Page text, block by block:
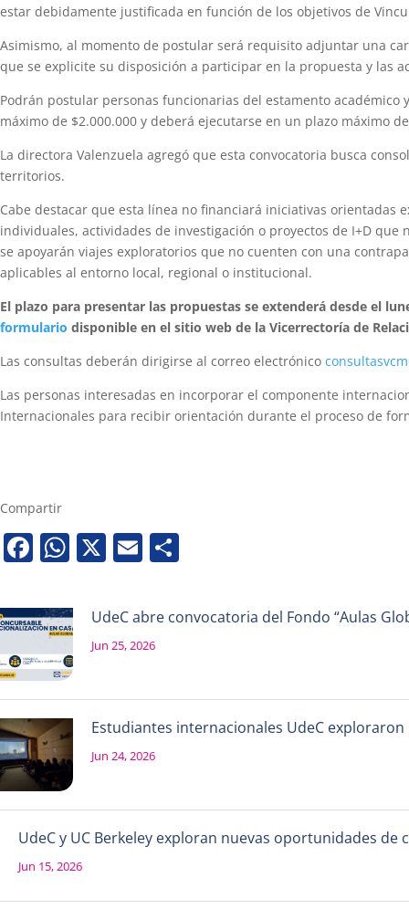
estar debidamente justificada en función de los objetivos de
Asimismo, al momento de postular será requisito adjuntar una
que se explicite su disposición a participar en la propuesta y las
Podrán postular personas funcionarias del estamento
máximo de $2.000.000 y deberá ejecutarse en un plazo máximo
La directora Valenzuela agregó que esta convocatoria busca
territorios.
Cabe destacar que esta línea no financiará iniciativas orientadas
individuales, actividades de investigación o proyectos de I+D
se apoyarán viajes exploratorios que no cuenten con una
aplicables al entorno local, regional o institucional.
El plazo para presentar las propuestas se extenderá desde el
formulario disponible en el sitio web de la Vicerrectoría de
Las consultas deberán dirigirse al correo electrónico
Las personas interesadas en incorporar el componente
Internacionales para recibir orientación durante el proceso de
Compartir
Facebook
WhatsApp
X Email
UdeC abre convocatoria del Fondo “Aulas
Jun 25, 2026
Estudiantes internacionales UdeC
Jun 24, 2026
UdeC y UC Berkeley exploran nuevas oportunidades de
Jun 15, 2026